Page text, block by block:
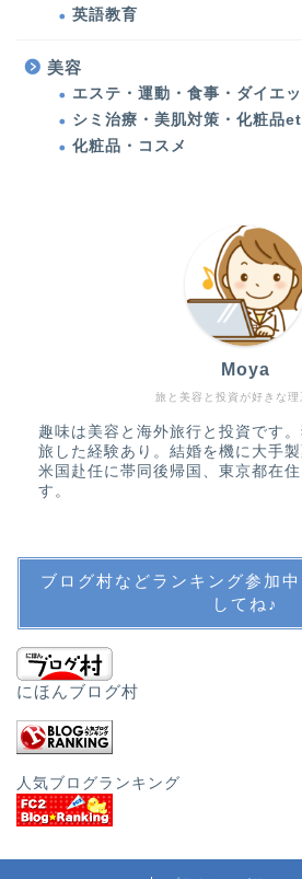
英語教育
美容
エステ・運動・食事・ダイエッ
シミ治療・美肌対策・化粧品
化粧品・コスメ
旅と美容と投資が好きな理
Moya
趣味は美容と海外旅行と投資です
旅した経験あり。結婚を機に大手
米国赴任に帯同後帰国、東京都在
す。
ブログ村などランキング参加
してね♪
にほんブログ村
人気ブログランキング
甲状腺機
バックパ
教育・英語・